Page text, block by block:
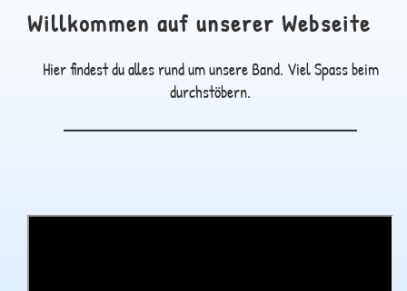
Willkommen auf unserer Webseite
Hier findest du alles rund um unsere Band. Viel Spass beim
durchstöbern.